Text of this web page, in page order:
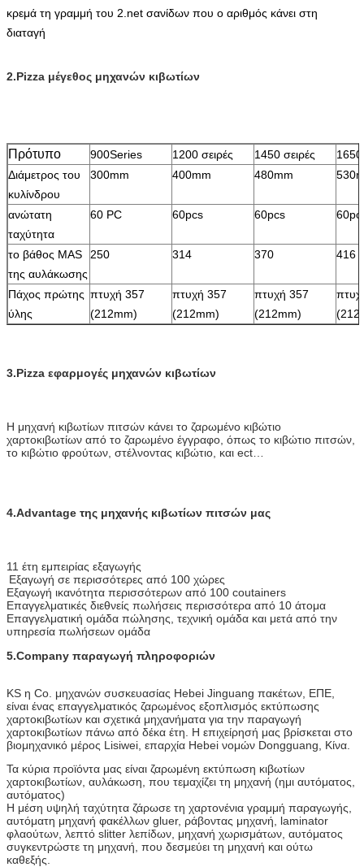
κρεμά τη γραμμή του 2.net σανίδων που ο αριθμός κάνει στη
διαταγή
2.Pizza μέγεθος μηχανών κιβωτίων
Πρότυπο 900Series 1200 σειρές 1450 σειρές
1650
Διάμετρος του
κυλίνδρου
300mm 400mm 480mm
ανώτατη
ταχύτητα
60 PC 60pcs 60pcs
το βάθος MAS
της αυλάκωσης
250 314 370 416
Πάχος πρώτης
ύλης
πτυχή 357
(212mm)
πτυχή 357
(212mm)
πτυχή 357
(212mm)
3.Pizza εφαρμογές μηχανών κιβωτίων
Η μηχανή κιβωτίων πιτσών κάνει το ζαρωμένο κιβώτιο
χαρτοκιβωτίων από το ζαρωμένο έγγραφο, όπως το κιβώτιο πιτσών,
το κιβώτιο φρούτων, στέλνοντας κιβώτιο, και ect…
4.Advantage της μηχανής κιβωτίων πιτσών μας
11 έτη εμπειρίας εξαγωγής
Εξαγωγή σε περισσότερες από 100 χώρες
Εξαγωγή ικανότητα περισσότερων από 100 coutainers
Επαγγελματικές διεθνείς πωλήσεις περισσότερα από 10 άτομα
Επαγγελματική ομάδα πώλησης, τεχνική ομάδα και μετά από την
υπηρεσία πωλήσεων ομάδα
5.Company παραγωγή πληροφοριών
KS η Co. μηχανών συσκευασίας Hebei Jinguang πακέτων, ΕΠΕ,
είναι ένας επαγγελματικός ζαρωμένος εξοπλισμός εκτύπωσης
χαρτοκιβωτίων και σχετικά μηχανήματα για την παραγωγή
χαρτοκιβωτίων πάνω από δέκα έτη. Η επιχείρησή μας βρίσκεται στο
βιομηχανικό μέρος Lisiwei, επαρχία Hebei νομών Dongguang, Κίνα.
Τα κύρια προϊόντα μας είναι ζαρωμένη εκτύπωση κιβωτίων
χαρτοκιβωτίων, αυλάκωση, που τεμαχίζει τη μηχανή (ημι αυτόματος,
αυτόματος)
Η μέση υψηλή ταχύτητα ζάρωσε τη χαρτονένια γραμμή παραγωγής,
αυτόματη μηχανή φακέλλων gluer, ράβοντας μηχανή, laminator
φλαούτων, λεπτό slitter λεπίδων, μηχανή χωρισμάτων, αυτόματος
συγκεντρώστε τη μηχανή, που δεσμεύει τη μηχανή και ούτω
καθεξής.